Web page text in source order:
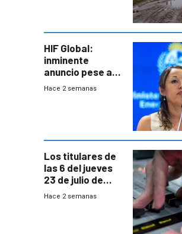
HIF Global:
inminente
anuncio pese a
declaración de
gobierno
Hace 2 semanas
Los titulares de
las 6 del jueves
23 de julio de
2026
Hace 2 semanas